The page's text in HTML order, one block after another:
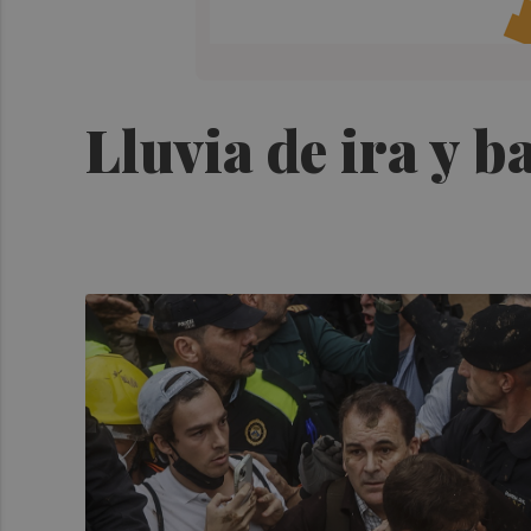
Lluvia de ira y